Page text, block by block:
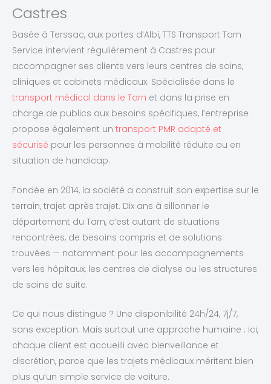
Castres
Basée à Terssac, aux portes d’Albi, TTS Transport Tarn
Service intervient régulièrement à Castres pour
accompagner ses clients vers leurs centres de soins,
cliniques et cabinets médicaux. Spécialisée dans le
transport médical dans le Tarn et dans la prise en
charge de publics aux besoins spécifiques, l’entreprise
propose également un transport PMR adapté et
sécurisé pour les personnes à mobilité réduite ou en
situation de handicap.
Fondée en 2014, la société a construit son expertise sur le
terrain, trajet après trajet. Dix ans à sillonner le
département du Tarn, c’est autant de situations
rencontrées, de besoins compris et de solutions
trouvées — notamment pour les accompagnements
vers les hôpitaux, les centres de dialyse ou les structures
de soins de suite.
Ce qui nous distingue ? Une disponibilité 24h/24, 7j/7,
sans exception. Mais surtout une approche humaine : ici,
chaque client est accueilli avec bienveillance et
discrétion, parce que les trajets médicaux méritent bien
plus qu’un simple service de voiture.